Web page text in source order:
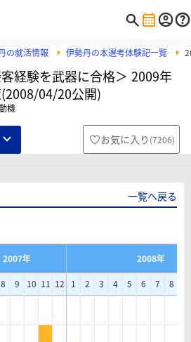
の就活情報 伊勢丹の本選考体験記一覧
経験を武器に合格＞ 2009年
04/20公開)
機
お気に入り (7206)
一覧へ戻る
2007年
2008年
8 9 10 11 12 1 2 3 4 5 6 7 8